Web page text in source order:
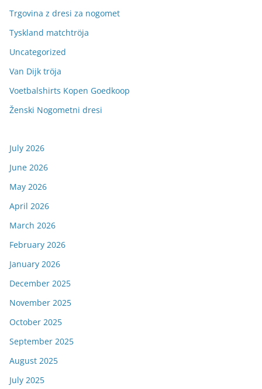
Trgovina z dresi za nogomet
Tyskland matchtröja
Uncategorized
Van Dijk tröja
Voetbalshirts Kopen Goedkoop
Ženski Nogometni dresi
July 2026
June 2026
May 2026
April 2026
March 2026
February 2026
January 2026
December 2025
November 2025
October 2025
September 2025
August 2025
July 2025